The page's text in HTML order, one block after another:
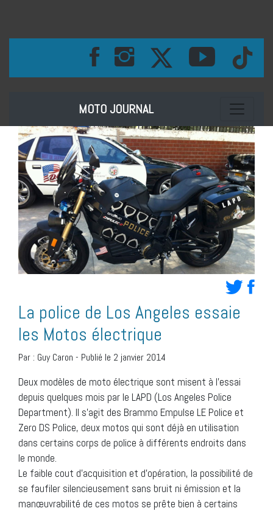
MOTO JOURNAL Toggle
La police de Los Angeles essaie
les Motos électrique
Par : Guy Caron - Publié le 2 janvier 2014
Deux modèles de moto électrique sont misent à l’essai
depuis quelques mois par le LAPD (Los Angeles Police
Department). Il s’agit des Brammo Empulse LE Police et
Zero DS Police, deux motos qui sont déjà en utilisation
dans certains corps de police à différents endroits dans
le monde.
Le faible cout d’acquisition et d’opération, la possibilité de
se faufiler silencieusement sans bruit ni émission et la
manœuvrabilité de ces motos se prête bien à certains